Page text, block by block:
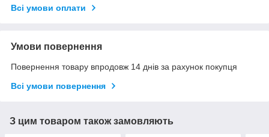
Всі умови оплати
Умови повернення
Повернення товару впродовж 14 днів за рахунок покупця
Всі умови повернення
З цим товаром також замовляють